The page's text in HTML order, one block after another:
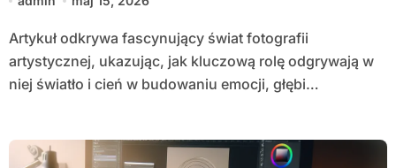
Artykuł odkrywa fascynujący świat fotografii
artystycznej, ukazując, jak kluczową rolę odgrywają w
niej światło i cień w budowaniu emocji, głębi…